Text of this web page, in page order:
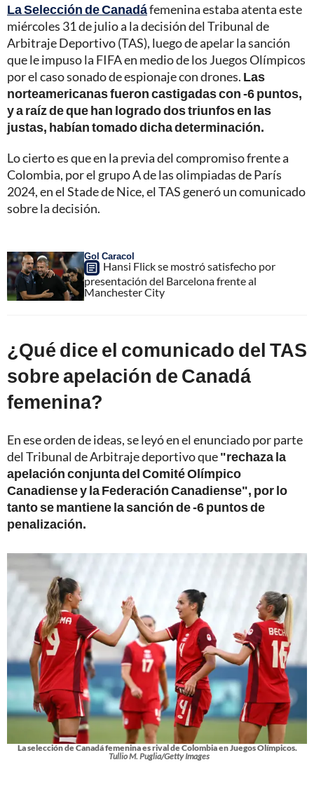
La Selección de Canadáfemenina estaba atenta este
miércoles 31 de julio a la decisión del Tribunal de
Arbitraje Deportivo (TAS), luego de apelar la sanción
que le impuso la FIFA en medio de los Juegos Olímpicos
por el caso sonado de espionaje con drones. Las
norteamericanas fueron castigadas con -6 puntos,
y a raíz de que han logrado dos triunfos en las
justas, habían tomado dicha determinación.
Lo cierto es que en la previa del compromiso frente a
Colombia, por el grupo A de las olimpiadas de París
2024, en el Stade de Nice, el TAS generó un comunicado
sobre la decisión.
Gol Caracol
Hansi Flick se mostró satisfecho por
presentación del Barcelona frente al
Manchester City
¿Qué dice el comunicado del TAS
sobre apelación de Canadá
femenina?
En ese orden de ideas, se leyó en el enunciado por parte
del Tribunal de Arbitraje deportivo que"rechaza la
apelación conjunta del Comité Olímpico
Canadiense y la Federación Canadiense", por lo
tanto se mantiene la sanción de -6 puntos de
penalización.
La selección de Canadá femenina es rival de Colombia en Juegos Olímpicos.
Tullio M. Puglia/Getty Images